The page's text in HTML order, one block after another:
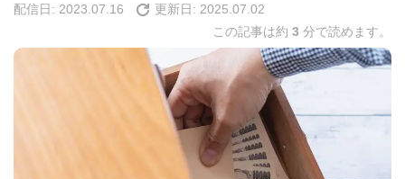
配信日: 2023.07.16 更新日: 2025.07.02
この記事は約 3 分で読めます。